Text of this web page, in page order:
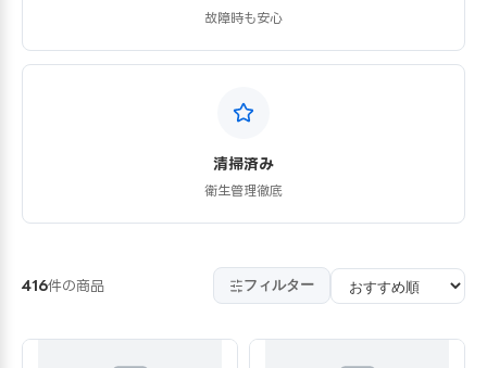
故障時も安心
清掃済み
衛生管理徹底
416件の商品 フィルター